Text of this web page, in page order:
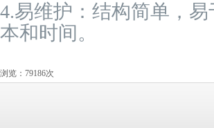
4.易维护：结构简单，
本和时间。
浏览：79186次